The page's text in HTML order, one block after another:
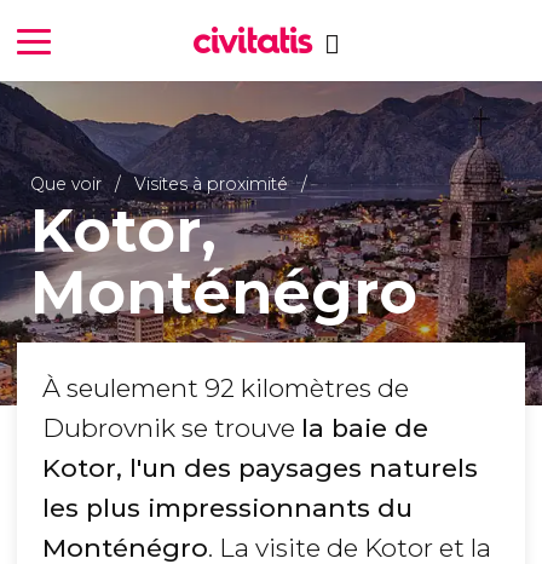
Que voir Visites à proximité
Kotor,
Monténégro
À seulement 92 kilomètres de
Dubrovnik se trouve la baie de
Kotor, l'un des paysages naturels
les plus impressionnants du
Monténégro. La visite de Kotor et la